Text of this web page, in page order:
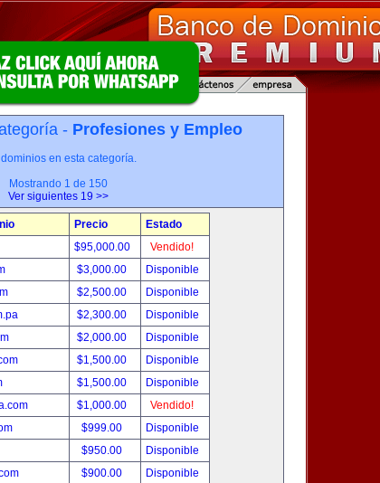
- Profesiones y Empleo
en esta categoría.
Mostrando 1 de 150
Ver siguientes 19 >>
Precio
Estado
$95,000.00
Vendido!
$3,000.00
Disponible
$2,500.00
Disponible
$2,300.00
Disponible
$2,000.00
Disponible
$1,500.00
Disponible
$1,500.00
Disponible
$1,000.00
Vendido!
$999.00
Disponible
$950.00
Disponible
$900.00
Disponible